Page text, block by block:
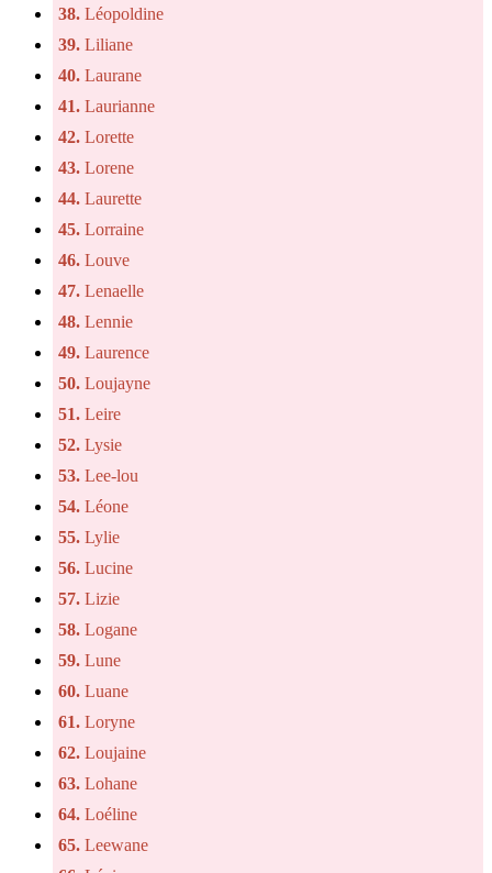
38. Léopoldine
39. Liliane
40. Laurane
41. Laurianne
42. Lorette
43. Lorene
44. Laurette
45. Lorraine
46. Louve
47. Lenaelle
48. Lennie
49. Laurence
50. Loujayne
51. Leire
52. Lysie
53. Lee-lou
54. Léone
55. Lylie
56. Lucine
57. Lizie
58. Logane
59. Lune
60. Luane
61. Loryne
62. Loujaine
63. Lohane
64. Loéline
65. Leewane